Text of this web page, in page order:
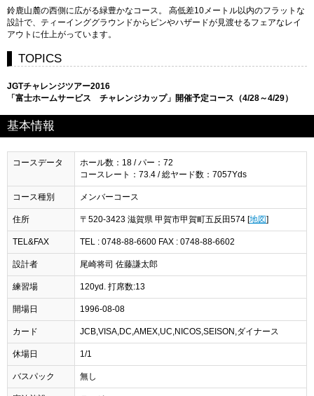
鈴鹿山麓の西側に広がる緑豊かなコース。 高低差10メートル以内のフラットな
設計で、ティーインググラウンドからピンやハザードが見渡せるフェアなレイ
アウトに仕上がっています。
TOPICS
JGTチャレンジツアー2016
「富士ホームサービス チャレンジカップ」開催予定コース（4/28～4/29）
基本情報
コースデータ
ホール数：18 / パー：72
コースレート：73.4 / 総ヤード数：7057Yds
コース種別 メンバーコース
住所 〒520-3423 滋賀県 甲賀市甲賀町五反田574 [地図]
TEL&FAX TEL : 0748-88-6600 FAX : 0748-88-6602
設計者 尾崎将司 佐藤謙太郎
練習場 120yd. 打席数:13
開場日 1996-08-08
カード JCB,VISA,DC,AMEX,UC,NICOS,SEISON,ダイナース
休場日 1/1
バスパック 無し